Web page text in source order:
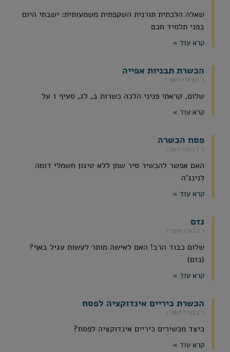
שאלה הלכתית תורנית השקפתית משמעותית: ישבתי היום
בפני תלמיד חכם
קרא עוד »
הכשרת תבניות אפייה
כ״ה באדר תשפ״ו
שלום, קראתי פניני הלכה כשרות ב, לג, סעיף ז על
קרא עוד »
פסח הכשרה
כ״ד באדר תשפ״ו
האם אפשר להכשיר סיר שמן ללא טיגון חשמלי דומה
לנינג'ה
קרא עוד »
נזם
כ״ג באדר תשפ״ו
שלום כבוד הרב! האם לאישה מותר לעשות עגיל באף?
(נזם)
קרא עוד »
הכשרת כיריים אינדוקציה לפסח
כ״ג באדר תשפ״ו
כיצד מכשירים כיריים אינדוקציה לפסח?
קרא עוד »